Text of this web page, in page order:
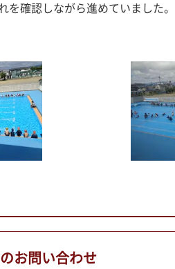
確認しながら進めていました
お問い合わせ